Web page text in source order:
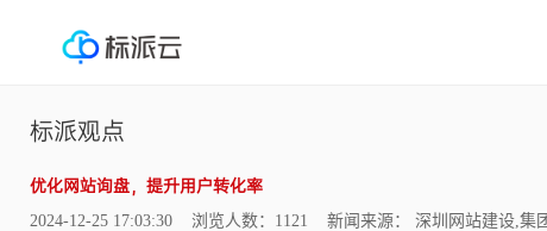
标派观点
优化网站询盘，提升用户转化率
2024-12-25 17:03:30 浏览人数：1121 新闻来源： 深圳网站建设,集